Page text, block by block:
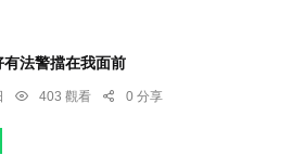
法警擋在我面前
403 觀看 0 分享